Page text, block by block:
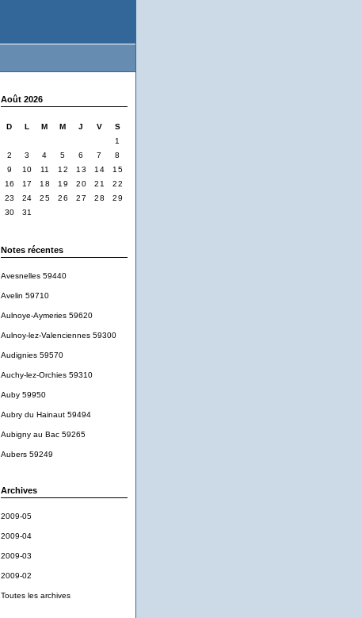
Août 2026
D L M M J V
S
1
2
3 4 5 6 7
8
9
10 11 12 13 14
15
16
17 18 19 20 21
22
23
24 25 26 27 28
29
30
31
Notes récentes
Avesnelles 59440
Avelin 59710
Aulnoye-Aymeries 59620
Aulnoy-lez-Valenciennes 59300
Audignies 59570
Auchy-lez-Orchies 59310
Auby 59950
Aubry du Hainaut 59494
Aubigny au Bac 59265
Aubers 59249
Archives
2009-05
2009-04
2009-03
2009-02
Toutes les archives